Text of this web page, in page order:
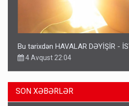
Bu tarixdən HAVALAR DƏYİŞİR -
4 Avqust 22:04
SON XƏBƏRLƏR